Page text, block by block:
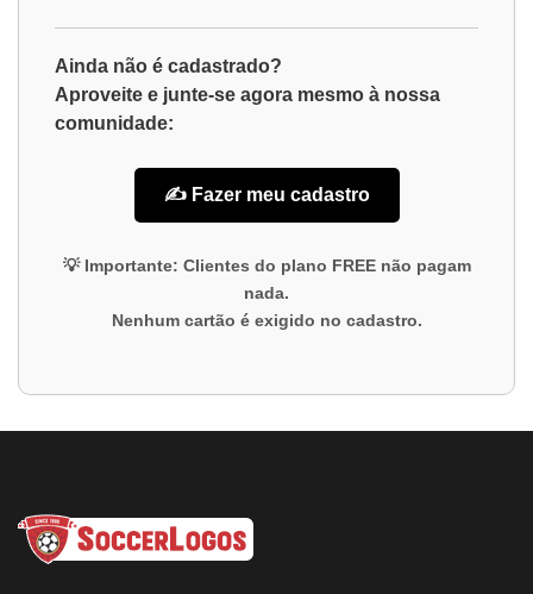
Ainda não é cadastrado?
Aproveite e junte-se agora mesmo à nossa
comunidade:
✍️ Fazer meu cadastro
💡 Importante: Clientes do plano FREEnão pagam
nada.
Nenhum cartão é exigido no cadastro.